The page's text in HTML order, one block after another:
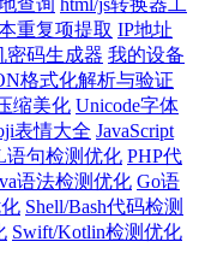
重复项提取 IP地址
密码生成器 我的设备
格式化解析与验证
缩美化 Unicode字体
表情大全 JavaScript
语句检测优化 PHP代
语法检测优化 Go语
Shell/Bash代码检测
Swift/Kotlin检测优化